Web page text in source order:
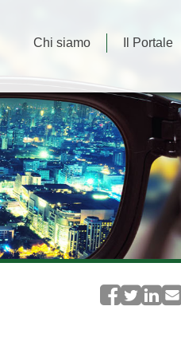
Chi siamo Il Portale